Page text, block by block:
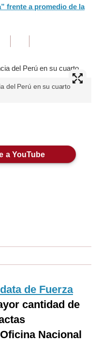
frente a promedio de la
del Perú en su cuarto
a YouTube
de Fuerza
cantidad de
Nacional